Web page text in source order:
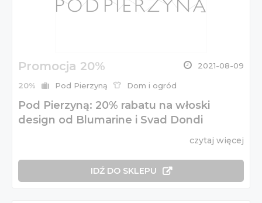
Promocja 20% 2021-08-09
20% Pod Pierzyną Dom i ogród
Pod Pierzyną: 20% rabatu na włoski
design od Blumarine i Svad Dondi
czytaj więcej
IDŹ DO SKLEPU